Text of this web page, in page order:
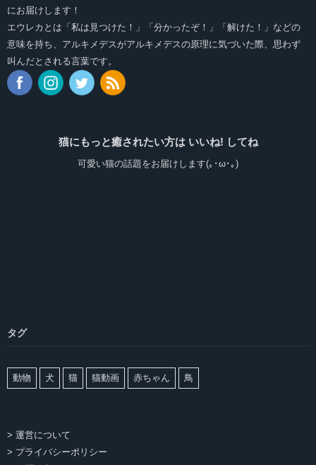
にお届けします！
エウレカとは「私は見つけた！」「分かったぞ！」「解けた！」などの
意味を持ち、アルキメデスがアルキメデスの原理に気づいた際、思わず
叫んだとされる言葉です。
猫にもっと癒されたい方は いいね! してね
可愛い猫の話題をお届けします(｡･ω･｡)
タグ
動物 犬 猫 猫動画 赤ちゃん 鳥
> 運営について
> プライバシーポリシー